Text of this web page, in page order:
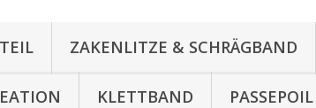
ZAKENLITZE & SCHRÄGBAND
KLETTBAND PASSEPOIL